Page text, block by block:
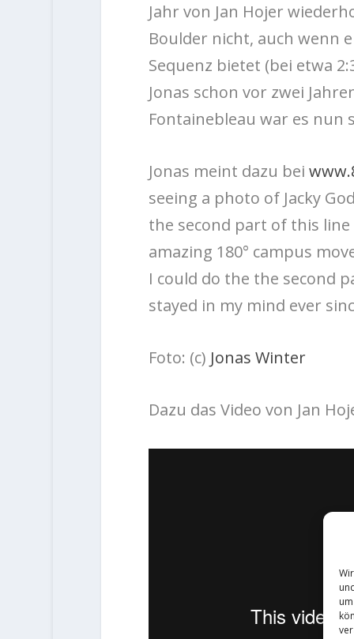
Jahr von Jan Hojer
Boulder nicht, auch wenn
Sequenz bietet (bei etwa
Jonas schon vor zwei
Fontainebleau war es nun
Jonas meint dazu bei
seeing a photo of Jacky
the second part of this
amazing 180° campus
I could do the the second
stayed in my mind ever
Foto: (c) Jonas Winter
Dazu das Video von Jan